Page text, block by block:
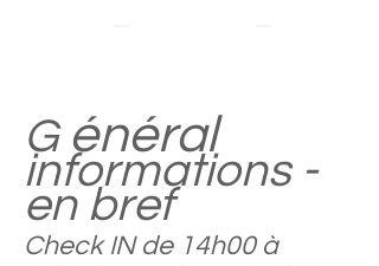
G énéral
informations -
en bref
Check IN de 14h00 à